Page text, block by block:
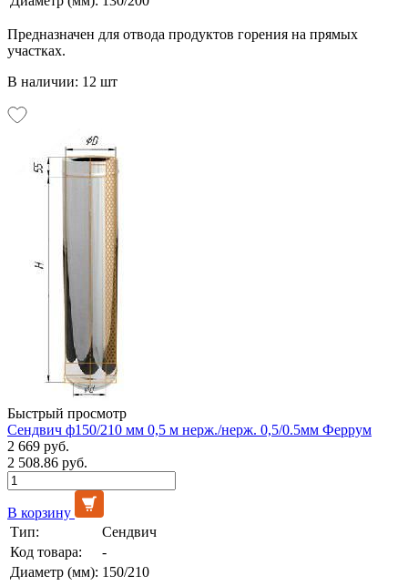
Предназначен для отвода продуктов горения на прямых
участках.
В наличии: 12 шт
Быстрый просмотр
Сендвич ф150/210 мм 0,5 м нерж./нерж. 0,5/0.5мм Феррум
2 669 руб.
2 508.86 руб.
В корзину
Тип:
Сендвич
Код товара:
-
Диаметр (мм): 150/210